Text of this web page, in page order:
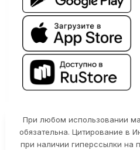
При любом использовании
обязательна. Цитирование в
при наличии гиперссылки на